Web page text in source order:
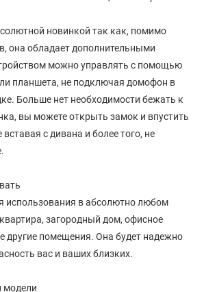
новинкой так как, помимо
она обладает дополнительными
можно управлять с помощью
планшета, не подключая домофон в
Больше нет необходимости бежать к
вы можете открыть замок и впустить
вставая с дивана и более того, не
использования в абсолютно любом
загородный дом, офисное
другие помещения. Она будет надежно
вас и ваших близких.
модели